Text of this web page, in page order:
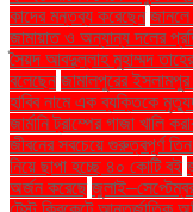
কাদের মন্তব্য করেছেন
জামায়াত ও অন্যান্য দলের
সৈয়দ আবদুল্লাহ মুহাম্মদ
বলেছেন জামালপুরের
হাবিব নামে এক ব্যক্তিকে
জার্মানি ট্রাম্পের গাজা খালি
জীবনের সবচেয়ে গুরুত্বপূর্ণ
নিয়ে ছাপা হচ্ছে ৪০ কোটি বই
অর্জন করেছে